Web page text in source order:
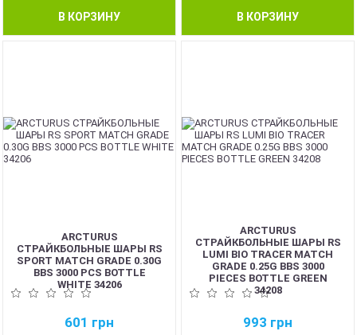
В КОРЗИНУ В КОРЗИНУ
ARCTURUS
СТРАЙКБОЛЬНЫЕ ШАРЫ RS
SPORT MATCH GRADE 0.30G
BBS 3000 PCS BOTTLE
WHITE 34206
601 грн
ARCTURUS
СТРАЙКБОЛЬНЫЕ ШАРЫ RS
LUMI BIO TRACER MATCH
GRADE 0.25G BBS 3000
PIECES BOTTLE GREEN
34208
993 грн